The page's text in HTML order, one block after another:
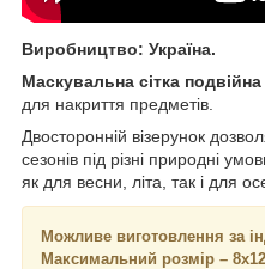
Виробництво: Україна.
Маскувальна сітка
для накриття предметів.
Двосторонній візерунок
сезонів під різні природні
як для весни, літа, так і для
Можливе виготовлення за
Максимальний розмір –